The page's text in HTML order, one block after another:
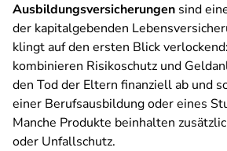
Ausbildungsversicherungen sind
der kapitalgebenden
klingt auf den ersten Blick
kombinieren Risikoschutz und
den Tod der Eltern finanziell ab und
einer Berufsausbildung oder eines
Manche Produkte beinhalten
oder Unfallschutz.